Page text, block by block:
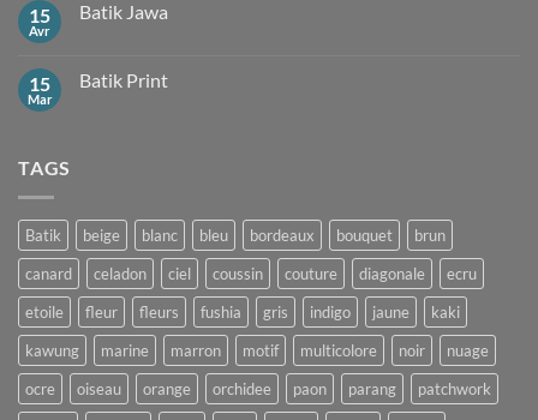
Motif
Mendung
15
Avr
Batik Jawa
Batik
15
Mar
Batik Print
TAGS
Batik beige blanc bleu bordeaux bouquet
brun
canard
celadon ciel coussin couture diagonale
ecru
etoile
fleur fleurs fushia gris indigo jaune
kaki
kawung
marine marron motif multicolore noir
nuage
ocre
oiseau orange orchidee paon parang
patchwork